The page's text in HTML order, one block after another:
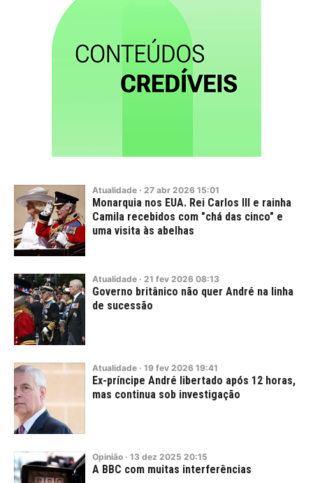
Atualidade · 27 abr 2026 15:01
Monarquia nos EUA. Rei Carlos III e rainha
Camila recebidos com "chá das cinco" e
uma visita às abelhas
Atualidade · 21 fev 2026 08:13
Governo britânico não quer André na linha
de sucessão
Atualidade · 19 fev 2026 19:41
Ex-príncipe André libertado após 12 horas,
mas continua sob investigação
Opinião · 13 dez 2025 20:15
A BBC com muitas interferências